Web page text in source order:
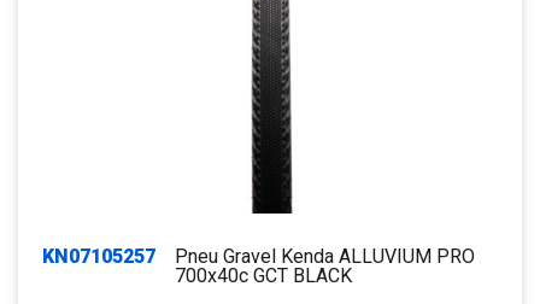
KN07105257
Pneu Gravel Kenda ALLUVIUM PRO
700x40c GCT BLACK